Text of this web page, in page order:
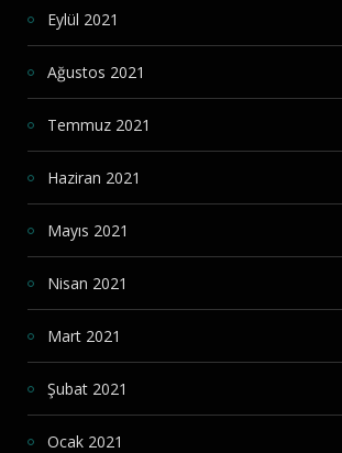
Eylül 2021
Ağustos 2021
Temmuz 2021
Haziran 2021
Mayıs 2021
Nisan 2021
Mart 2021
Şubat 2021
Ocak 2021